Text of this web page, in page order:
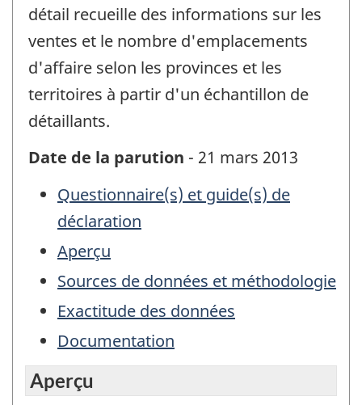
détail recueille des informations sur les
ventes et le nombre d'emplacements
d'affaire selon les provinces et les
territoires à partir d'un échantillon de
détaillants.
Date de la parution - 21 mars 2013
Questionnaire(s) et guide(s) de
déclaration
Aperçu
Sources de données et méthodologie
Exactitude des données
Documentation
Aperçu